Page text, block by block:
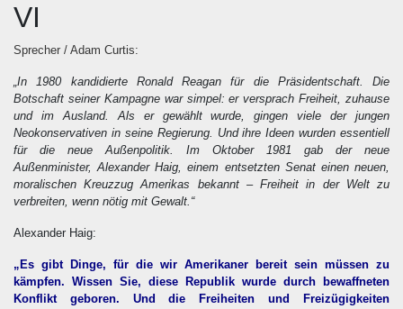
VI
Sprecher / Adam Curtis:
„In 1980 kandidierte Ronald Reagan für die Präsidentschaft. Die
Botschaft seiner Kampagne war simpel: er versprach Freiheit, zuhause
und im Ausland. Als er gewählt wurde, gingen viele der jungen
Neokonservativen in seine Regierung. Und ihre Ideen wurden essentiell
für die neue Außenpolitik. Im Oktober 1981 gab der neue
Außenminister, Alexander Haig, einem entsetzten Senat einen neuen,
moralischen Kreuzzug Amerikas bekannt – Freiheit in der Welt zu
verbreiten, wenn nötig mit Gewalt.“
Alexander Haig:
„Es gibt Dinge, für die wir Amerikaner bereit sein müssen zu
kämpfen. Wissen Sie, diese Republik wurde durch bewaffneten
Konflikt geboren. Und die Freiheiten und Freizügigkeiten